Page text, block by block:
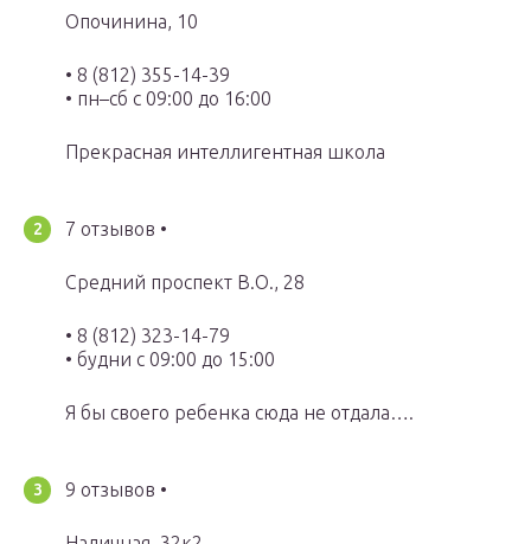
Опочинина, 10
• 8 (812) 355-14-39
• пн–сб с 09:00 до 16:00
Прекрасная интеллигентная школа
7 отзывов •
Средний проспект В.О., 28
• 8 (812) 323-14-79
• будни с 09:00 до 15:00
Я бы своего ребенка сюда не отдала….
9 отзывов •